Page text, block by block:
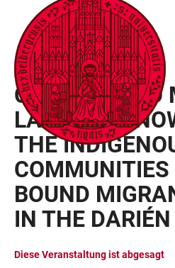
LINKS
ZUR
BARRIEREFREIHEIT
ZUM
HAUPTINHALT
HAUPTNAVIGATION
ÖFFNEN
WEBSEITENSUCHE
ÖFFNEN
MIGRATION AND THE AMERICAS
CROSSING NO
LAND?
THE
BOUND
IN THE
Diese Veranstaltung ist abgesagt